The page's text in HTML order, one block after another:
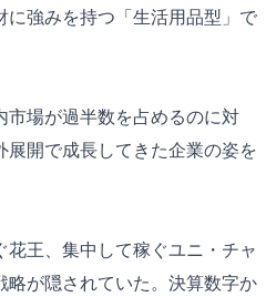
に強みを持つ「生活用品型」で
市場が過半数を占めるのに対
展開で成長してきた企業の姿を
王、集中して稼ぐユニ・チャ
略が隠されていた。決算数字か